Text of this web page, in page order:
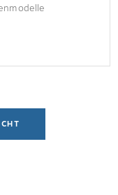
klaren
Gewinne